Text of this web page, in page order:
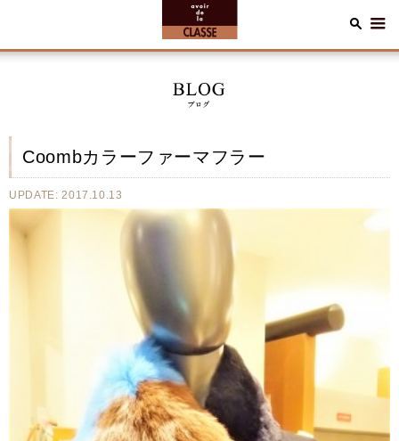
Coombカラーファーマフラー
UPDATE: 2017.10.13